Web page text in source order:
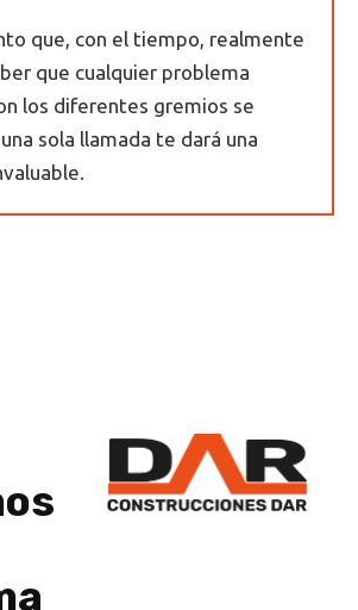
que, con el tiempo, realmente
que cualquier problema
los diferentes gremios se
sola llamada te dará una